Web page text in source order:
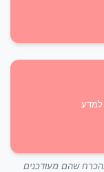
למדע
שהם מעודכנים